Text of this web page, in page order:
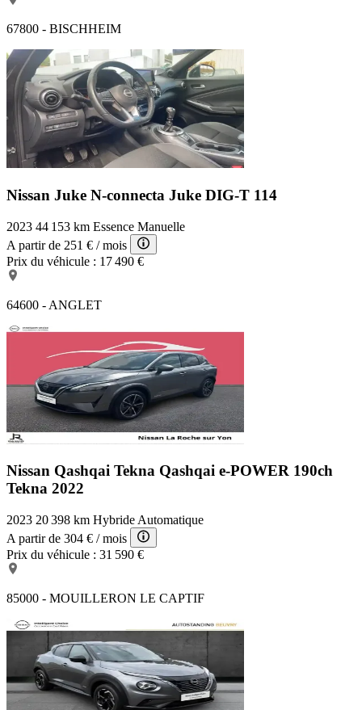
67800 - BISCHHEIM
Nissan Juke N-connecta Juke DIG-T 114
2023 44 153 km Essence Manuelle
A partir de 251 € / mois
Prix du véhicule : 17 490 €
64600 - ANGLET
Nissan Qashqai Tekna Qashqai e-POWER 190ch
Tekna 2022
2023 20 398 km Hybride Automatique
A partir de 304 € / mois
Prix du véhicule : 31 590 €
85000 - MOUILLERON LE CAPTIF